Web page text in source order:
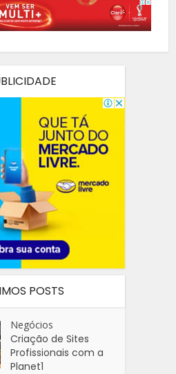
POSTS
Negócios
Criação de Sites
Profissionais com a
Planet1